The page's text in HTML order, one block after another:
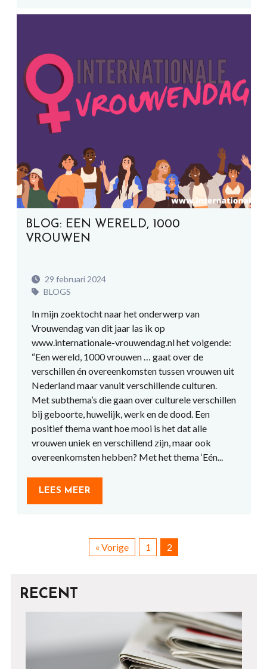
BLOG: EEN WERELD, 1000
VROUWEN
29 februari 2024
BLOGS
In mijn zoektocht naar het onderwerp van
Vrouwendag van dit jaar las ik op
www.internationale-vrouwendag.nl het volgende:
“Een wereld, 1000 vrouwen … gaat over de
verschillen én overeenkomsten tussen vrouwen uit
Nederland maar vanuit verschillende culturen.
Met subthema’s die gaan over culturele verschillen
bij geboorte, huwelijk, werk en de dood. Een
positief thema want hoe mooi is het dat alle
vrouwen uniek en verschillend zijn, maar ook
overeenkomsten hebben? Met het thema ‘Eén...
LEES MEER
« Vorige 1 2
RECENT